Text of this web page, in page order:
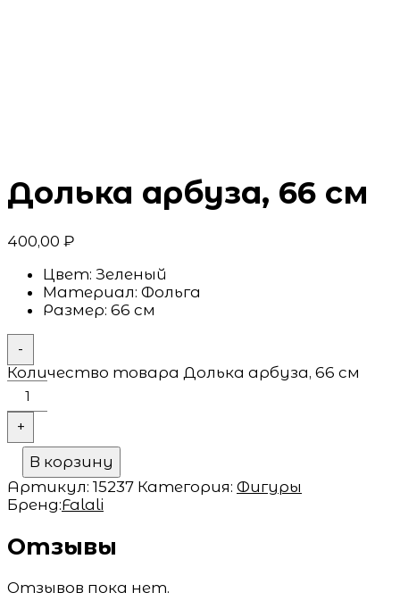
Долька арбуза, 66 см
400,00 ₽
Цвет: Зеленый
Материал: Фольга
Размер: 66 см
-
Количество товара Долька арбуза, 66 см
+
В корзину
Артикул: 15237 Категория: Фигуры
Бренд:Falali
Отзывы
Отзывов пока нет.